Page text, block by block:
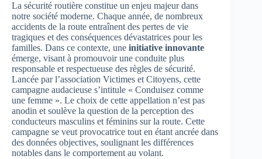
La sécurité routière constitue un enjeu majeur dans
notre société moderne. Chaque année, de nombreux
accidents de la route entraînent des pertes de vie
tragiques et des conséquences dévastatrices pour les
familles. Dans ce contexte, une initiative innovante
émerge, visant à promouvoir une conduite plus
responsable et respectueuse des règles de sécurité.
Lancée par l’association Victimes et Citoyens, cette
campagne audacieuse s’intitule « Conduisez comme
une femme ». Le choix de cette appellation n’est pas
anodin et soulève la question de la perception des
conducteurs masculins et féminins sur la route. Cette
campagne se veut provocatrice tout en étant ancrée dans
des données objectives, soulignant les différences
notables dans le comportement au volant.